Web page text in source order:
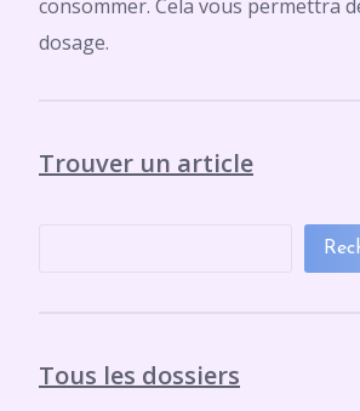
consommer. Cela vous permettra
dosage.
Trouver un article
Tous les dossiers